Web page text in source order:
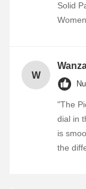
Solid
W
"The
dial in
is
the